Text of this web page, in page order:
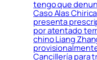
tengo que
Caso Alas
presenta
por atentado
chino Liang
Cancillería para